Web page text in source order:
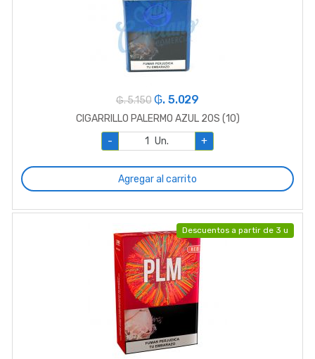
₲. 5.150 ₲. 5.029
CIGARRILLO PALERMO AZUL 20S (10)
-
Un. +
Agregar al carrito
Descuentos a partir de 3 u